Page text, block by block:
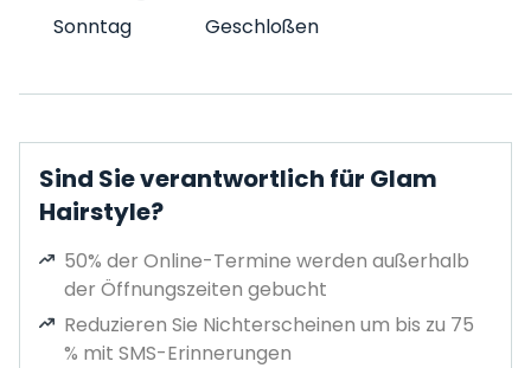
Sonntag
Geschloßen
Sind Sie verantwortlich für Glam
Hairstyle?
50% der Online-Termine werden außerhalb
der Öffnungszeiten gebucht
Reduzieren Sie Nichterscheinen um bis zu 75
% mit SMS-Erinnerungen